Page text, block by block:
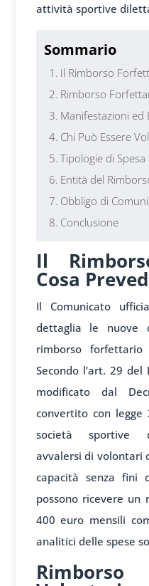
attività sportive
Sommario
Il Rimborso
Rimborso
Manifestazioni ed
Chi Può Essere
Tipologie di
Entità del
Obbligo di
Conclusione
Il
Cosa
Il Comunicato
dettaglia le nuove
rimborso
Secondo l’art. 29
modificato dal
convertito con
società sportive
avvalersi di volontari
capacità senza fini
possono ricevere
400 euro mensili
analitici delle spese